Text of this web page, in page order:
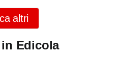
altri
in Edicola